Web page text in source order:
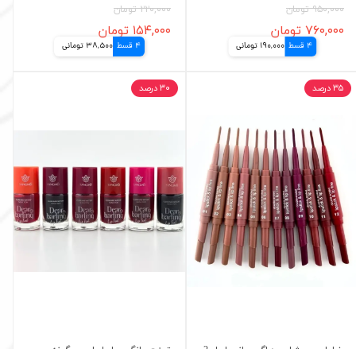
۹۵۰,۰۰۰ تومان
۷۶۰,۰۰۰ تومان
4 قسط 190,000 تومانی
۲۲۰,۰۰۰ تومان
۱۵۴,۰۰۰ تومان
4 قسط 38,500 تومانی
۳۵ درصد ۳۰ درصد